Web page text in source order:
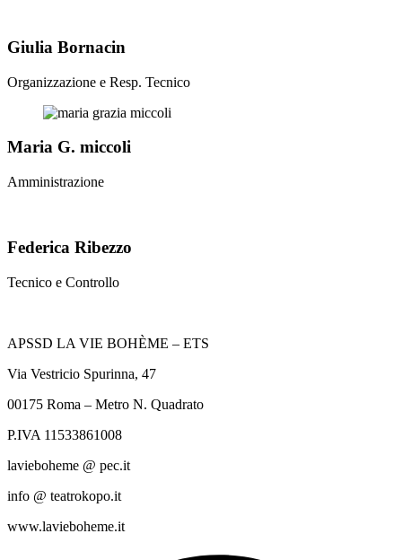
Giulia Bornacin
Organizzazione e Resp. Tecnico
Maria G. miccoli
Amministrazione
Federica Ribezzo
Tecnico e Controllo
APSSD LA VIE BOHÈME – ETS
Via Vestricio Spurinna, 47
00175 Roma – Metro N. Quadrato
P.IVA 11533861008
lavieboheme @ pec.it
info @ teatrokopo.it
www.lavieboheme.it